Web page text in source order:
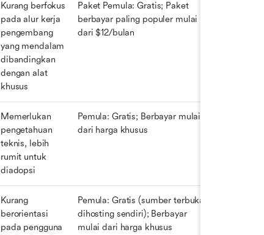
Kurang berfokus
pada alur kerja
pengembang
yang mendalam
dibandingkan
dengan alat
khusus
Paket Pemula: Gratis; Paket
berbayar paling populer mulai
dari $12/bulan
Memerlukan
pengetahuan
teknis, lebih
rumit untuk
diadopsi
Pemula: Gratis; Berbayar mulai
dari harga khusus
Kurang
berorientasi
pada pengguna
Pemula: Gratis (sumber terbuka,
dihosting sendiri); Berbayar
mulai dari harga khusus